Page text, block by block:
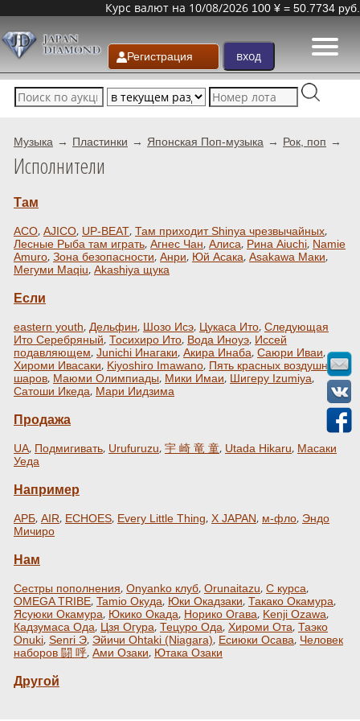
Курс валют на 10/08/2026 100 ¥ = 50.7734 руб.
Регистрация
Музыка Пластинки Японская Поп-музыка Рок, поп
Исполнители
Там
ACO, AJICO, UP-BEAT, Там приходит Shinya чрезвычайных,
Лесные Рыба там играть, Агнес Чан, Алиса, Рина Aiuchi, Namie
Amuro, Зона безопасности, Анри, Юй Асака, Asakawa Маки,
Мегуми Maqiu, Akashiya щука
Если
eastern youth, Дельфин, Шозо Исэ, Цукаса Ито, Следующая
Ито Серебряный, Тосихиро Ито, Вода Иноуэ, Иссей
подавляющем, Junichi Инагаки, Акира Инаба, Саюри Иваи,
Хироми Ивасаки, Kiyoshiro Imawano, Пять красных воздушных
шаров, Маюми Олимпиады, Мики Имаи, Шигеру Izumiya,
Сатоши Икеда, Мари Иидзима
Продажа
UA, Подмигивать, Urufuruzu, 宇 崎 竜 童, Utada Hikaru, Масаки
Уеда
Например
АРБ, AIR, ECHOES, Every Little Thing, X JAPAN, м-фло, Эндо
Мичиро
Нам
Сестры пополнения, Onyanko клуб, Orunaitazu, С курса,
OMEGA TRIBE, Tamio Окуда, Юки Окадзаки, Такако Окамура,
Ясуюки Окамура, Юкико Окада, Норико Огава, Kenji Ozawa,
Кадзумаса Ода, Цзя Огура, Тецуро Ода, Хироми Ота, Таэко
Onuki, Senri Э, Эйичи Ohtaki (Niagara), Есиюки Осава, Человек
наборов 闘 呼, Ами Озаки, Ютака Озаки
Другой